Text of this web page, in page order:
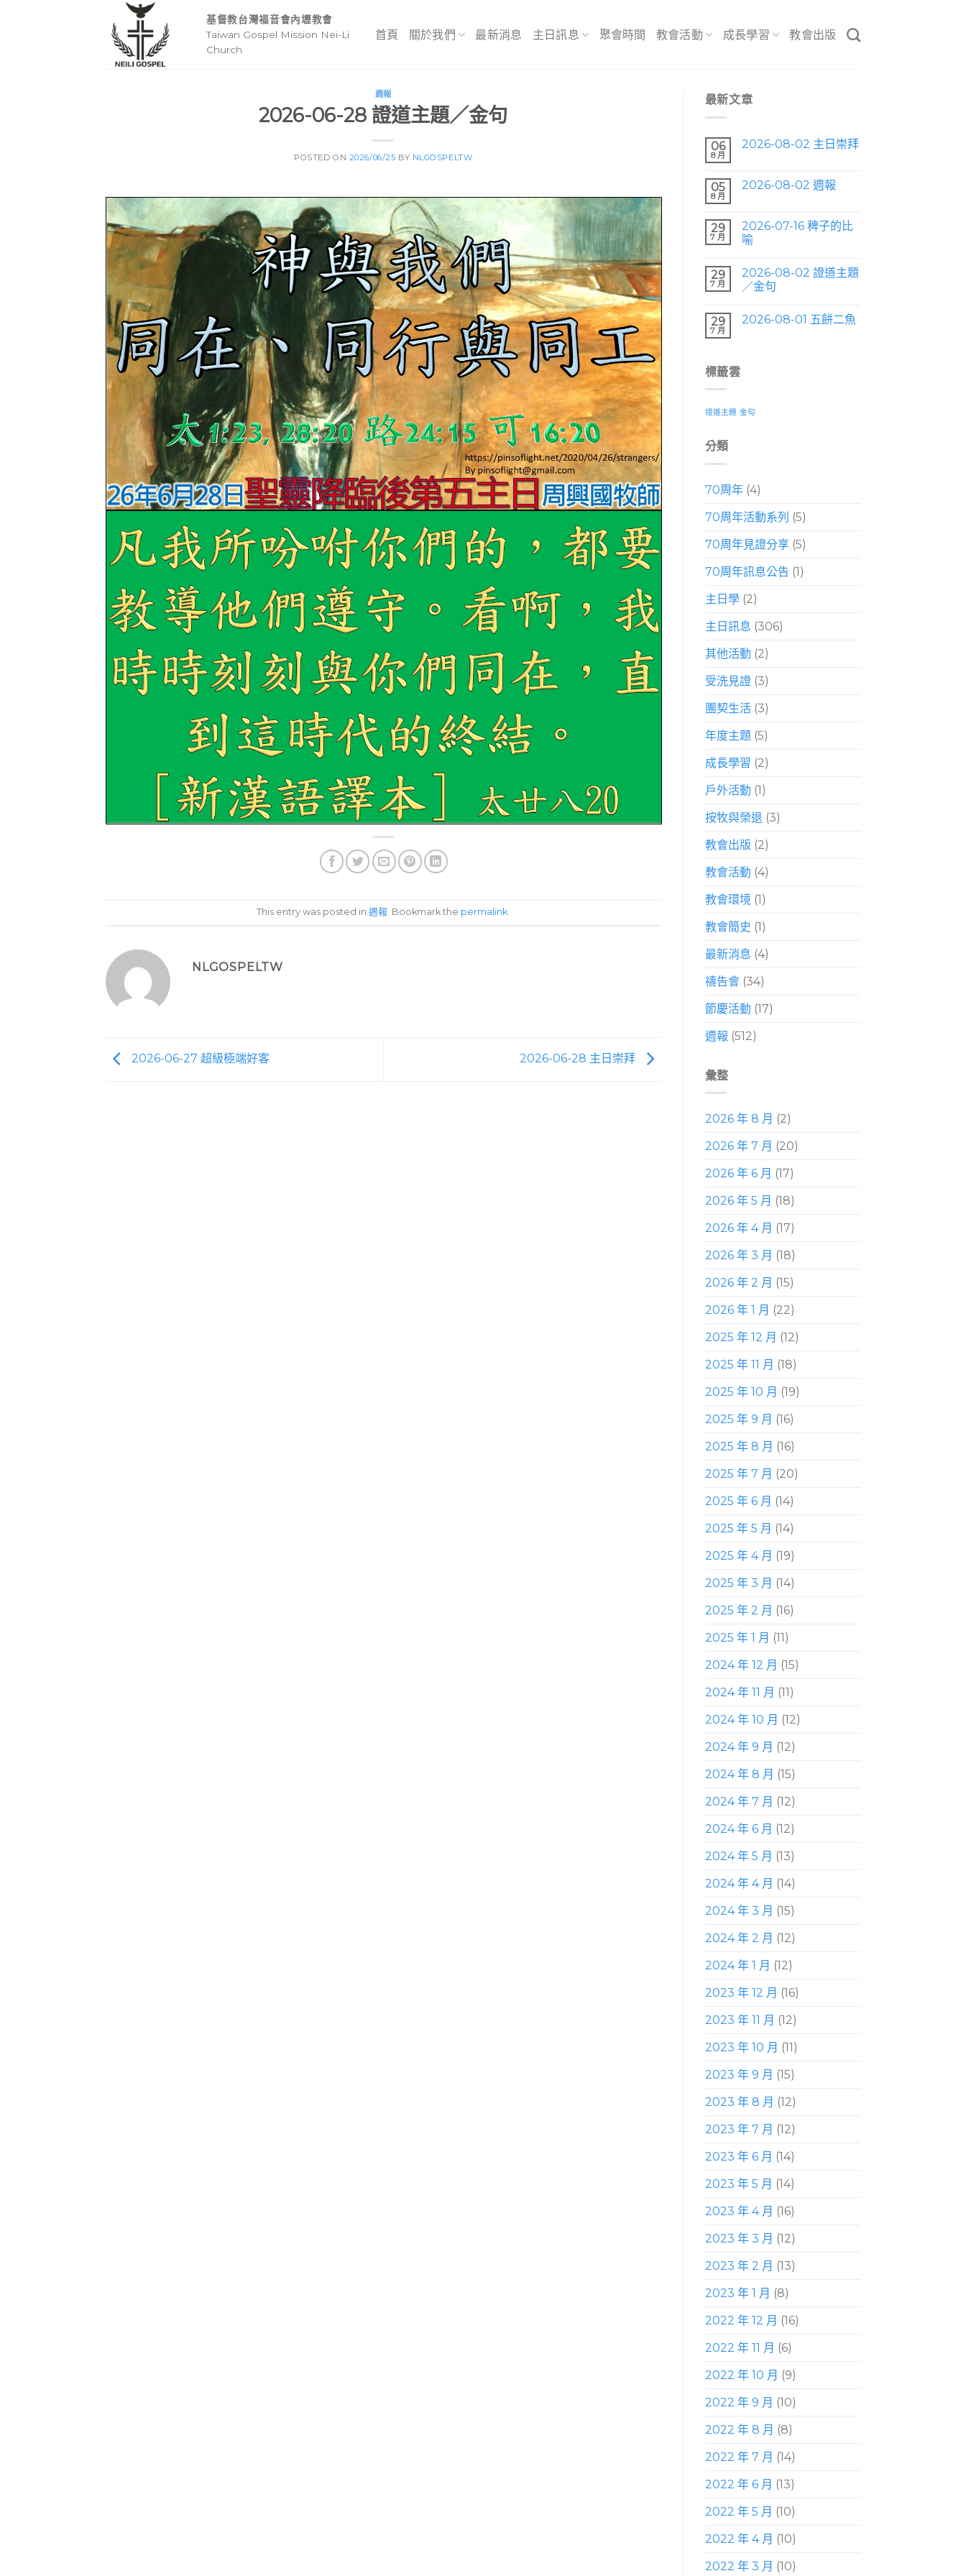
基督教台灣福音會內壢教會
Taiwan Gospel Mission Nei-Li
Church
首頁 關於我們 最新消息 主日訊息 聚會時間 教會活動 成長學習 教會出版
週報
2026-06-28 證道主題／金句
POSTED ON 2026/06/25 BY NLGOSPELTW
This entry was posted in週報. Bookmark the permalink.
NLGOSPELTW
2026-06-27 超級極端好客 2026-06-28 主日崇拜
最新文章
06
8 月
2026-08-02 主日崇拜
05
8 月
2026-08-02 週報
29
7 月
2026-07-16 稗子的比
喻
29
7 月
2026-08-02 證道主題
／金句
29
7 月
2026-08-01 五餅二魚
標籤雲
證道主題 金句
分類
70周年(4)
70周年活動系列 (5)
70周年見證分享(5)
70周年訊息公告 (1)
主日學(2)
主日訊息 (306)
其他活動 (2)
受洗見證(3)
團契生活(3)
年度主題(5)
成長學習 (2)
戶外活動 (1)
按牧與榮退 (3)
教會出版 (2)
教會活動 (4)
教會環境 (1)
教會簡史 (1)
最新消息 (4)
禱告會(34)
節慶活動 (17)
週報 (512)
彙整
2026 年 8 月 (2)
2026 年 7 月 (20)
2026 年 6 月 (17)
2026 年 5 月 (18)
2026 年 4 月 (17)
2026 年 3 月 (18)
2026 年 2 月 (15)
2026 年 1 月 (22)
2025 年 12 月 (12)
2025 年 11 月 (18)
2025 年 10 月 (19)
2025 年 9 月 (16)
2025 年 8 月 (16)
2025 年 7 月 (20)
2025 年 6 月 (14)
2025 年 5 月 (14)
2025 年 4 月 (19)
2025 年 3 月 (14)
2025 年 2 月 (16)
2025 年 1 月 (11)
2024 年 12 月 (15)
2024 年 11 月 (11)
2024 年 10 月 (12)
2024 年 9 月 (12)
2024 年 8 月 (15)
2024 年 7 月 (12)
2024 年 6 月 (12)
2024 年 5 月 (13)
2024 年 4 月 (14)
2024 年 3 月 (15)
2024 年 2 月 (12)
2024 年 1 月 (12)
2023 年 12 月 (16)
2023 年 11 月 (12)
2023 年 10 月 (11)
2023 年 9 月 (15)
2023 年 8 月 (12)
2023 年 7 月 (12)
2023 年 6 月 (14)
2023 年 5 月 (14)
2023 年 4 月 (16)
2023 年 3 月 (12)
2023 年 2 月 (13)
2023 年 1 月 (8)
2022 年 12 月 (16)
2022 年 11 月 (6)
2022 年 10 月 (9)
2022 年 9 月 (10)
2022 年 8 月 (8)
2022 年 7 月 (14)
2022 年 6 月 (13)
2022 年 5 月 (10)
2022 年 4 月 (10)
2022 年 3 月 (10)